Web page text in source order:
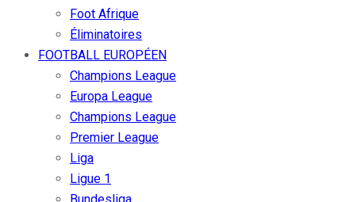
Foot Afrique
Éliminatoires
FOOTBALL EUROPÉEN
Champions League
Europa League
Champions League
Premier League
Liga
Ligue 1